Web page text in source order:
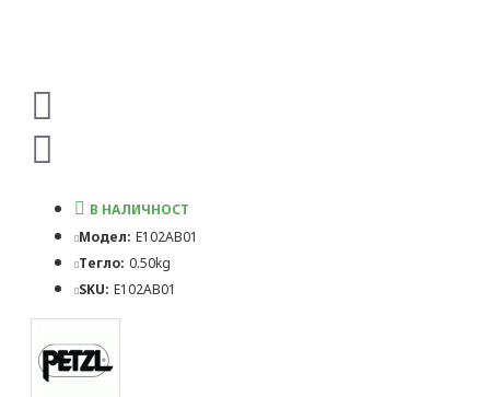
В НАЛИЧНОСТ
Модел: E102AB01
Тегло: 0.50kg
SKU: E102AB01